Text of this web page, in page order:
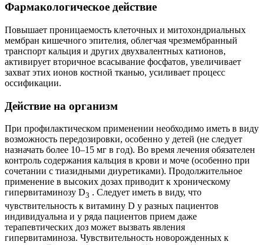
Фармакологическое действие
Повышает проницаемость клеточных и митохондриальных
мембран кишечного эпителия, облегчая чрезмембранный
транспорт кальция и других двухвалентных катионов,
активирует вторичное всасывание фосфатов, увеличивает
захват этих ионов костной тканью, усиливает процесс
оссификации.
Действие на организм
При профилактическом применении необходимо иметь в виду
возможность передозировки, особенно у детей (не следует
назначать более 10–15 мг в год). Во время лечения обязателен
контроль содержания кальция в крови и моче (особенно при
сочетании с тиазидными диуретиками). Продолжительное
применение в высоких дозах приводит к хроническому
гипервитаминозу D3 . Следует иметь в виду, что
чувствительность к витамину D у разных пациентов
индивидуальна и у ряда пациентов прием даже
терапевтических доз может вызвать явления
гипервитаминоза. Чувствительность новорожденных к